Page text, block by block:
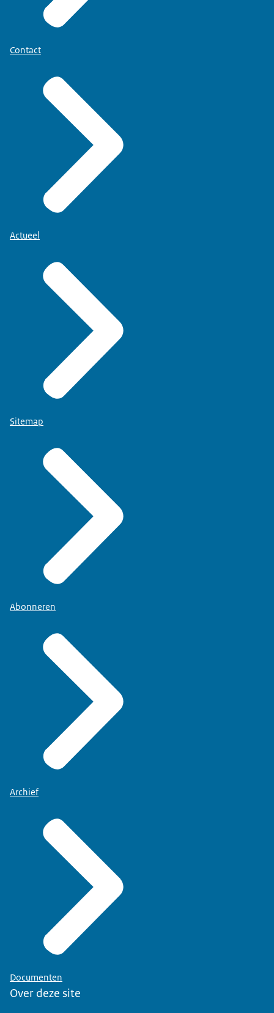
Contact
Actueel
Sitemap
Abonneren
Archief
Documenten
Over deze site